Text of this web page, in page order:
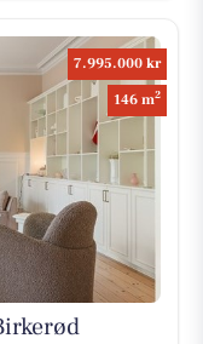
7.995.000 kr
146 m2